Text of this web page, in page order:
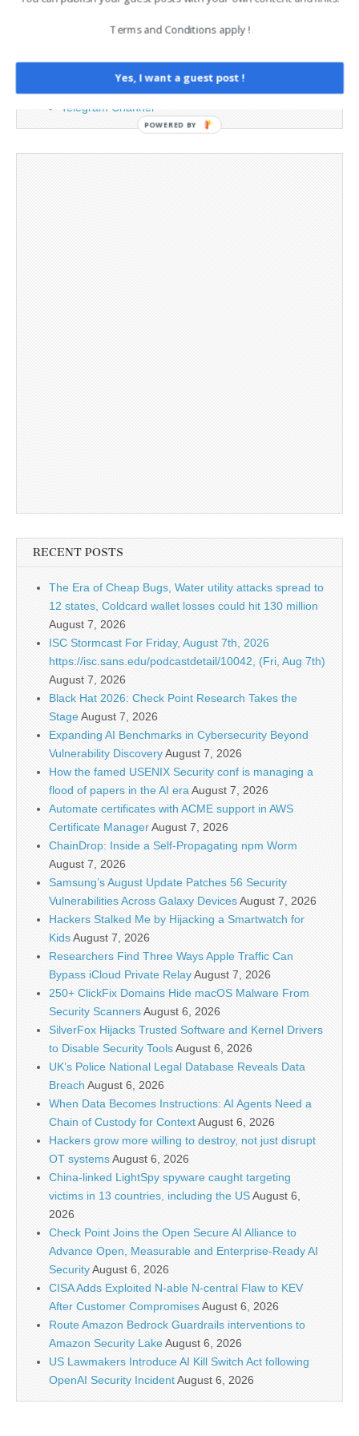
Legal and Contact information
Privacy Policy
Telegram Channel
RECENT POSTS
The Era of Cheap Bugs, Water utility attacks spread to
12 states, Coldcard wallet losses could hit 130 million
August 7, 2026
ISC Stormcast For Friday, August 7th, 2026
https://isc.sans.edu/podcastdetail/10042, (Fri, Aug 7th)
August 7, 2026
Black Hat 2026: Check Point Research Takes the
StageAugust 7, 2026
Expanding AI Benchmarks in Cybersecurity Beyond
Vulnerability DiscoveryAugust 7, 2026
How the famed USENIX Security conf is managing a
flood of papers in the AI eraAugust 7, 2026
Automate certificates with ACME support in AWS
Certificate ManagerAugust 7, 2026
ChainDrop: Inside a Self-Propagating npm Worm
August 7, 2026
Samsung’s August Update Patches 56 Security
Vulnerabilities Across Galaxy DevicesAugust 7, 2026
Hackers Stalked Me by Hijacking a Smartwatch for
KidsAugust 7, 2026
Researchers Find Three Ways Apple Traffic Can
Bypass iCloud Private RelayAugust 7, 2026
250+ ClickFix Domains Hide macOS Malware From
Security ScannersAugust 6, 2026
SilverFox Hijacks Trusted Software and Kernel Drivers
to Disable Security ToolsAugust 6, 2026
UK’s Police National Legal Database Reveals Data
Breach August 6, 2026
When Data Becomes Instructions: AI Agents Need a
Chain of Custody for ContextAugust 6, 2026
Hackers grow more willing to destroy, not just disrupt
OT systemsAugust 6, 2026
China-linked LightSpy spyware caught targeting
victims in 13 countries, including the USAugust 6,
2026
Check Point Joins the Open Secure AI Alliance to
Advance Open, Measurable and Enterprise-Ready AI
SecurityAugust 6, 2026
CISA Adds Exploited N-able N-central Flaw to KEV
After Customer CompromisesAugust 6, 2026
Route Amazon Bedrock Guardrails interventions to
Amazon Security LakeAugust 6, 2026
US Lawmakers Introduce AI Kill Switch Act following
OpenAI Security IncidentAugust 6, 2026
Terms and Conditions apply !
Yes, I want a guest post !
POWERED BY